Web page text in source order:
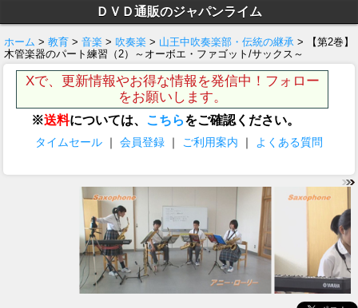
ＤＶＤ通販のジャパンライム
ホーム > 教育 > 音楽 > 吹奏楽 > 山王中吹奏楽部・伝統の継承 > 【第2巻】
木管楽器のパート練習（2）～オーボエ・ファゴット/サックス～
Xで、更新情報やお得な情報を発信中！フォロー
をお願いします。
※送料については、 こちらをご確認ください。
タイムセール ｜ 会員登録 ｜ ご利用案内 ｜ よくある質問